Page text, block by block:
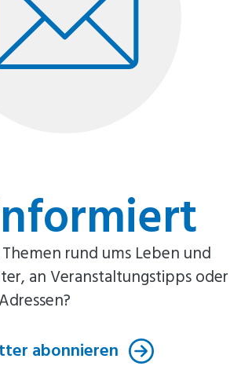
rund ums Leben und
an Veranstaltungstipps oder
abonnieren